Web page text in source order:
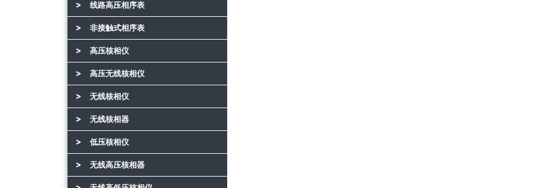
线路高压相序表
非接触式相序表
高压核相仪
高压无线核相仪
无线核相仪
无线核相器
低压核相仪
无线高压核相器